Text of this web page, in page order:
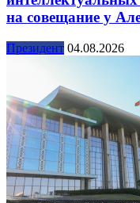
на совещание у
Президент 04.08.2026